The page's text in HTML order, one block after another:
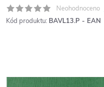
Neohodnoceno
Kód produktu: BAVL13.P - EAN